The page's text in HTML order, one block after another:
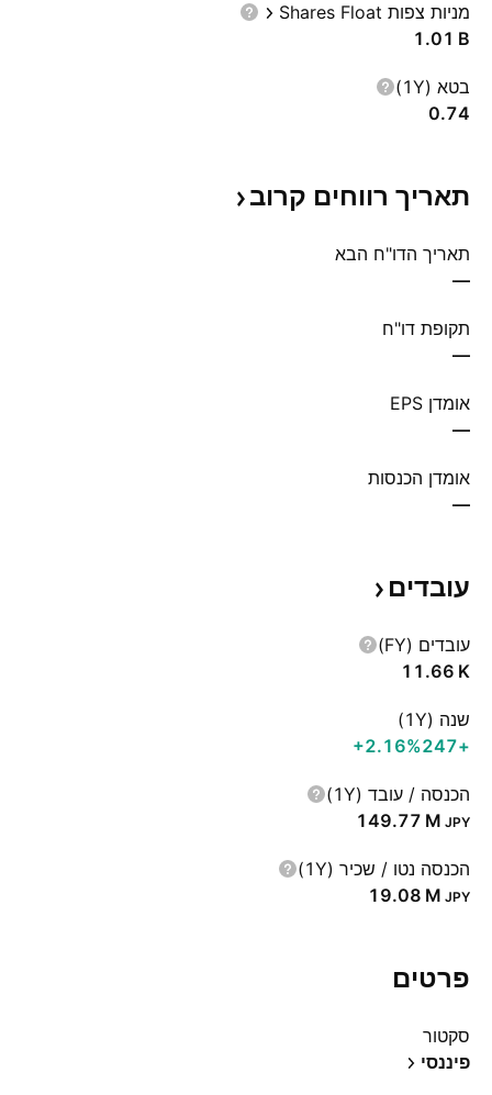
מניות צפות Shares Float
‪1.01 B‬
בטא (1Y)
0.74
תאריך רווחים קרוב
תאריך הדו"ח הבא
—
תקופת דו"ח
—
אומדן EPS
—
אומדן הכנסות
—
עובדים
עובדים (FY)
‪11.66 K‬
שנה (1Y)
+247
‪+2.16%‬
הכנסה / עובד (1Y)
‪149.77 M‬ JPY
הכנסה נטו / שכיר (1Y)
‪19.08 M‬ JPY
פרטים
סקטור
פיננסי